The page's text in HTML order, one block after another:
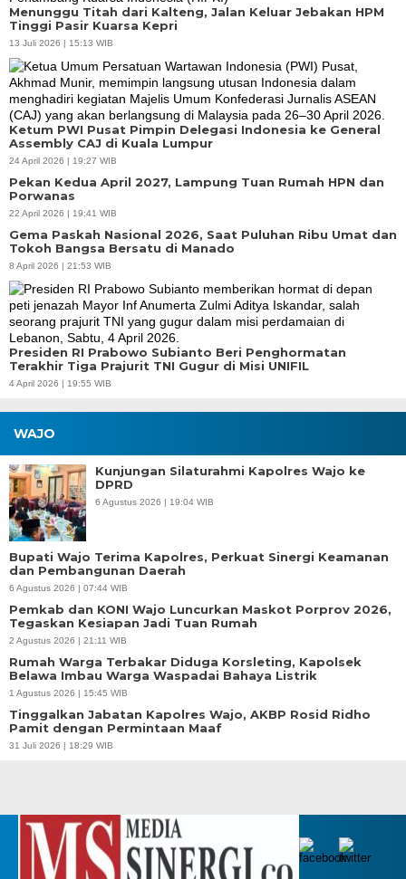
Menunggu Titah dari Kalteng, Jalan Keluar Jebakan HPM
Tinggi Pasir Kuarsa Kepri
13 Juli 2026 | 15:13 WIB
Ketum PWI Pusat Pimpin Delegasi Indonesia ke General
Assembly CAJ di Kuala Lumpur
24 April 2026 | 19:27 WIB
Pekan Kedua April 2027, Lampung Tuan Rumah HPN dan
Porwanas
22 April 2026 | 19:41 WIB
Gema Paskah Nasional 2026, Saat Puluhan Ribu Umat dan
Tokoh Bangsa Bersatu di Manado
8 April 2026 | 21:53 WIB
Presiden RI Prabowo Subianto Beri Penghormatan
Terakhir Tiga Prajurit TNI Gugur di Misi UNIFIL
4 April 2026 | 19:55 WIB
WAJO
Kunjungan Silaturahmi Kapolres Wajo ke
DPRD
6 Agustus 2026 | 19:04 WIB
Bupati Wajo Terima Kapolres, Perkuat Sinergi Keamanan
dan Pembangunan Daerah
6 Agustus 2026 | 07:44 WIB
Pemkab dan KONI Wajo Luncurkan Maskot Porprov 2026,
Tegaskan Kesiapan Jadi Tuan Rumah
2 Agustus 2026 | 21:11 WIB
Rumah Warga Terbakar Diduga Korsleting, Kapolsek
Belawa Imbau Warga Waspadai Bahaya Listrik
1 Agustus 2026 | 15:45 WIB
Tinggalkan Jabatan Kapolres Wajo, AKBP Rosid Ridho
Pamit dengan Permintaan Maaf
31 Juli 2026 | 18:29 WIB